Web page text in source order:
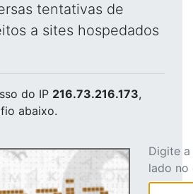
tentativas de
a sites hospedados
do IP 216.73.216.173,
abaixo.
Digite
lado no